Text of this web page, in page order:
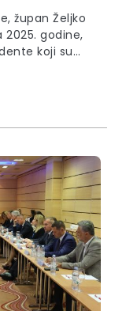
župan Željko
2025. godine,
koji su
iz zabočke